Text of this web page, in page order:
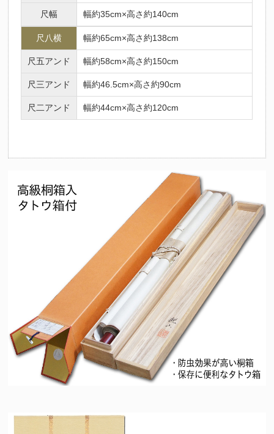
尺幅 幅約35cm×高さ約140cm
尺八横 幅約65cm×高さ約138cm
尺五アンド 幅約58cm×高さ約150cm
尺三アンド 幅約46.5cm×高さ約90cm
尺二アンド 幅約44cm×高さ約120cm